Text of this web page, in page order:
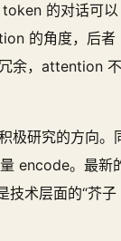
的对话可以
的角度，后者
余，attention 不
极研究的方向。
encode。最新
技术层面的“芥子